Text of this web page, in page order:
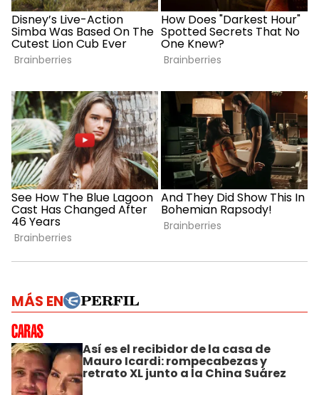
MÁS EN
Así es el recibidor de la casa de
Mauro Icardi: rompecabezas y
retrato XL junto a la China Suárez